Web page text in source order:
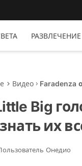
РАЗВЛЕЧЕНИЕ
Видео
Faradenza
Big
их
Онедио